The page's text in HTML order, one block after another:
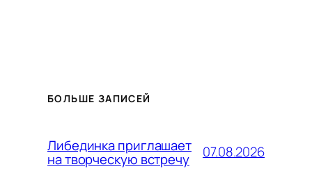
БОЛЬШЕ ЗАПИСЕЙ
Либединка приглашает
на творческую встречу 07.08.2026